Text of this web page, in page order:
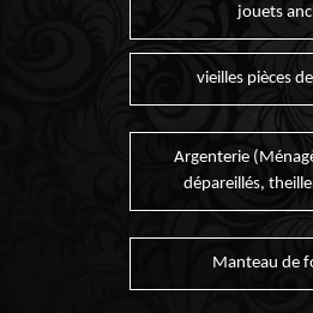
jouets
vieilles pièces
Argenterie
dépareillés,
Manteau de